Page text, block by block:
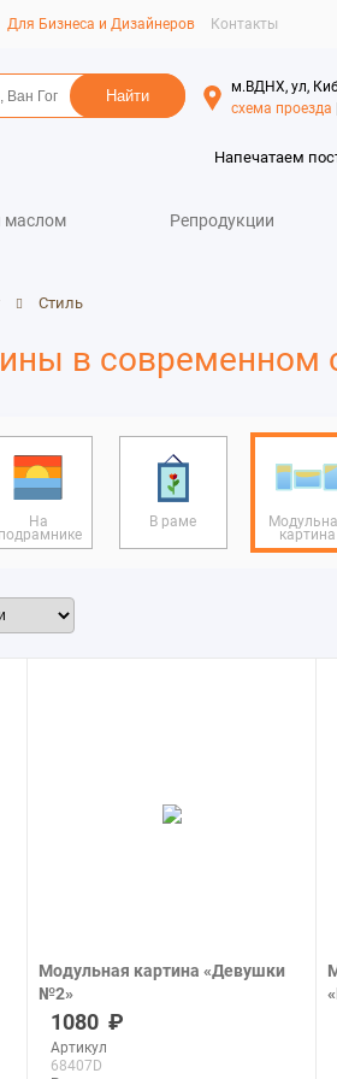
Для Бизнеса и Дизайнеров Контакты
м.ВДНХ, ул,
схема проезда
Напечатаем
маслом Репродукции
Стиль
в современном
На
подрамнике
В раме
картина
Модульная картина «Девушки
№2»
печать на холсте
1080
Артикул
68407D